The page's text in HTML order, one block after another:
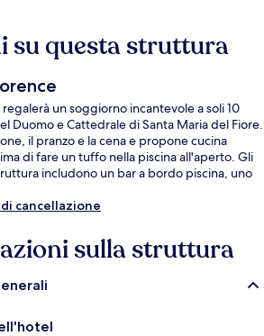
su questa struttura
un soggiorno incantevole a soli 10
Duomo e Cattedrale di Santa Maria del Fiore.
il pranzo e la cena e propone cucina
di fare un tuffo nella piscina all'aperto. Gli
includono un bar a bordo piscina, uno
cancellazione
sulla struttura